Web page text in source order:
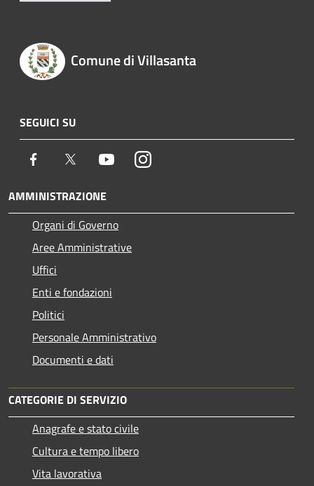
Comune di Villasanta
SEGUICI SU
Facebook Twitter YoutubeInstagram
AMMINISTRAZIONE
Organi di Governo
Aree Amministrative
Uffici
Enti e fondazioni
Politici
Personale Amministrativo
Documenti e dati
CATEGORIE DI SERVIZIO
Anagrafe e stato civile
Cultura e tempo libero
Vita lavorativa